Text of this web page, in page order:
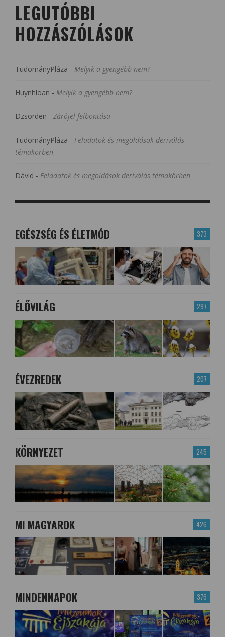
LEGUTÓBBI
HOZZÁSZÓLÁSOK
TudományPláza - Melyik a gyengébb nem?
Huynhloan - Melyik a gyengébb nem?
Dzsorden - Zárójel felbontása
TudományPláza - Feladatok és megoldások deriválás
témakörben
Dávid - Feladatok és megoldások deriválás témakörben
373
EGÉSZSÉG ÉS ÉLETMÓD
297
ÉLŐVILÁG
207
ÉVEZREDEK
245
KÖRNYEZET
426
MI MAGYAROK
376
MINDENNAPOK